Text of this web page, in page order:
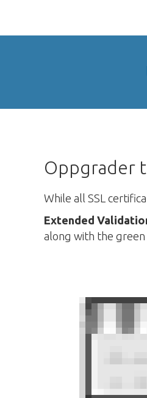
Oppgrader
While all SSL
Extended
along with the